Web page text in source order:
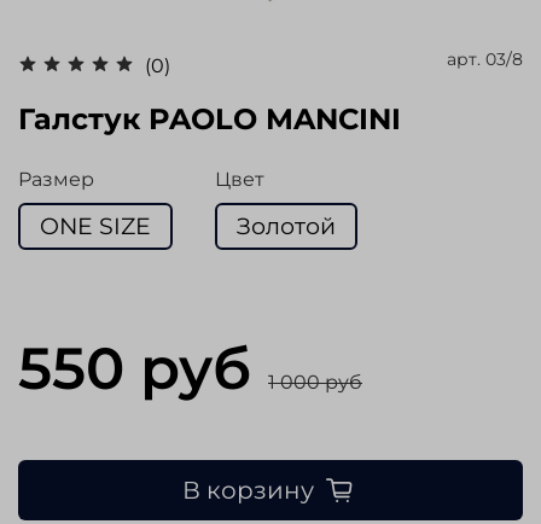
(0) арт. 03/8
Галстук PAOLO MANCINI
Размер
ONE SIZE
Цвет
Золотой
550 руб 1 000 руб
В корзину